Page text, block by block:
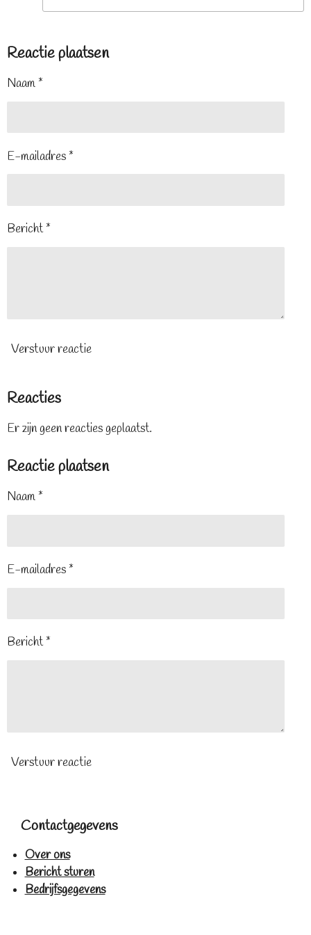
Reactie plaatsen
Naam *
E-mailadres *
Bericht *
Verstuur reactie
Reacties
Er zijn geen reacties geplaatst.
Reactie plaatsen
Naam *
E-mailadres *
Bericht *
Verstuur reactie
Contactgegevens
Over ons
Bericht sturen
Bedrijfsgegevens